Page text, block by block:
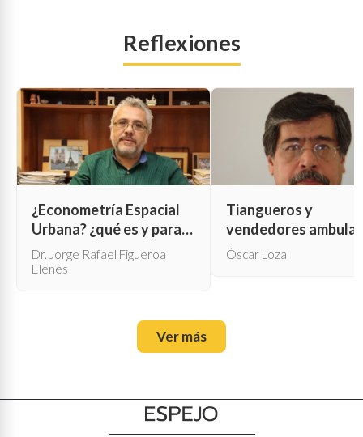
Reflexiones
¿Econometría Espacial
Urbana? ¿qué es y para
qué sirve?
Dr. Jorge Rafael Figueroa
Elenes
Tiangueros y
vendedores
Óscar Loza
Ver más